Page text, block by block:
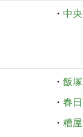
・ 中
・ 飯
・ 春
・ 糟